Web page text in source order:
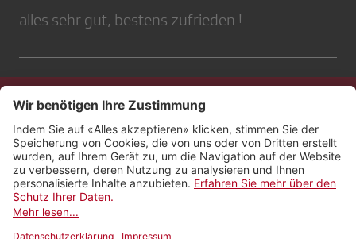
alles sehr gut, bestens zufrieden !
Kontakt
Impressum
Rechtliches
Netiquette